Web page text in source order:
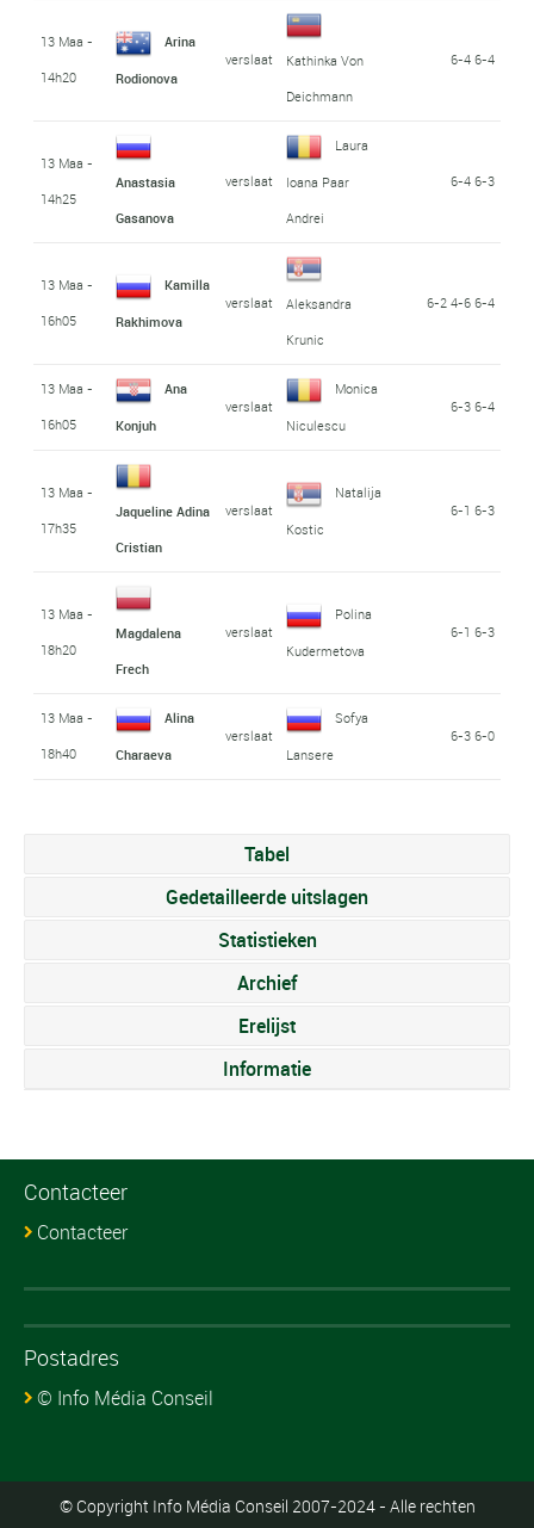
13 Maa -
14h20
Arina
Rodionova
verslaat
Kathinka Von
Deichmann
6-4 6-4
13 Maa -
14h25
Anastasia
Gasanova
verslaat
Laura
Ioana Paar
Andrei
6-4 6-3
13 Maa -
16h05
Kamilla
Rakhimova
verslaat
Aleksandra
Krunic
6-2 4-6 6-4
13 Maa -
16h05
Ana
Konjuh
verslaat
Monica
Niculescu
6-3 6-4
13 Maa -
17h35
Jaqueline Adina
Cristian
verslaat
Natalija
Kostic
6-1 6-3
13 Maa -
18h20
Magdalena
Frech
verslaat
Polina
Kudermetova
6-1 6-3
13 Maa -
18h40
Alina
Charaeva
verslaat
Sofya
Lansere
6-3 6-0
Tabel
Gedetailleerde uitslagen
Statistieken
Archief
Erelijst
Informatie
Contacteer
Contacteer
Postadres
© Info Média Conseil
© Copyright Info Média Conseil 2007-2024 - Alle rechten